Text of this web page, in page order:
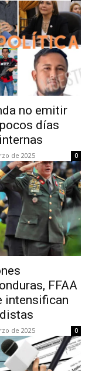
no emitir
días
de 2025 0
FFAA
intensifican
de 2025 0